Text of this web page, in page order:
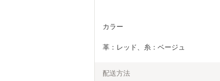
カラー
革：レッド、糸：ベージュ
配送方法